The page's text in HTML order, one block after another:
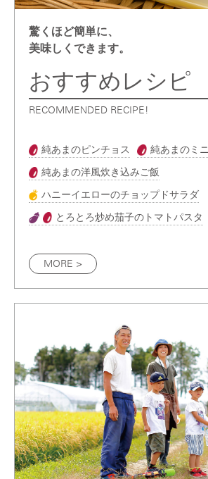
驚くほど簡単に、
美味しくできます。
おすすめレシピ
RECOMMENDED RECIPE!
純あまのピンチョス
純あまのミ
純あまの洋風炊き込みご飯
ハニーイエローのチョップドサラダ
とろとろ炒め茄子のトマトパスタ
MORE >